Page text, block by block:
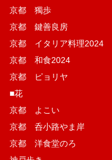
京都 獨歩
京都 鍵善良房
京都 イタリア料理2024
京都 和食2024
京都 ピョリヤ
■花
京都 よこい
京都 呑小路やま岸
京都 洋食堂のろ